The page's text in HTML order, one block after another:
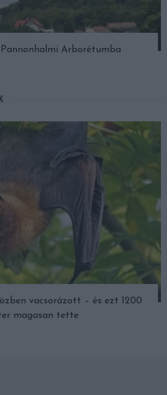
Arborétumba
vacsorázott – és ezt 1200
magasan tette